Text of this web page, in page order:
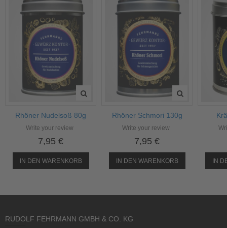
Rhöner Nudelsoß 80g
Write your review
7,95 €
IN DEN WARENKORB
Rhöner Schmori 130g
Write your review
7,95 €
IN DEN WARENKORB IN
RUDOLF FEHRMANN GMBH & CO. KG